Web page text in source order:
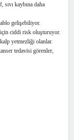
sıvı kaybına daha
gelişebiliyor.
ciddi risk oluşturuyor.
yetmezliği olanlar.
tedavisi görenler,